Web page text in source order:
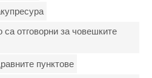
са отговорни за човешките
пунктове